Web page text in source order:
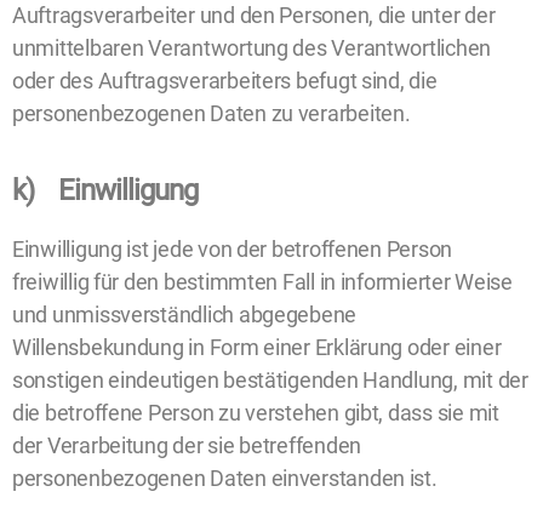
Auftragsverarbeiter und den Personen, die unter der
unmittelbaren Verantwortung des Verantwortlichen
oder des Auftragsverarbeiters befugt sind, die
personenbezogenen Daten zu verarbeiten.
k) Einwilligung
Einwilligung ist jede von der betroffenen Person
freiwillig für den bestimmten Fall in informierter Weise
und unmissverständlich abgegebene
Willensbekundung in Form einer Erklärung oder einer
sonstigen eindeutigen bestätigenden Handlung, mit der
die betroffene Person zu verstehen gibt, dass sie mit
der Verarbeitung der sie betreffenden
personenbezogenen Daten einverstanden ist.